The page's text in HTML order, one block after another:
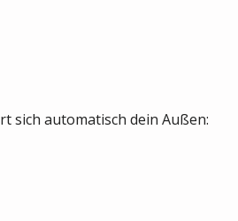
sich automatisch dein Außen: